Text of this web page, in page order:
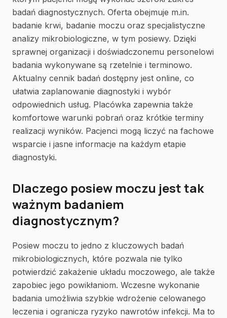
badań diagnostycznych. Oferta obejmuje m.in.
badanie krwi, badanie moczu oraz specjalistyczne
analizy mikrobiologiczne, w tym posiewy. Dzięki
sprawnej organizacji i doświadczonemu personelowi
badania wykonywane są rzetelnie i terminowo.
Aktualny cennik badań dostępny jest online, co
ułatwia zaplanowanie diagnostyki i wybór
odpowiednich usług. Placówka zapewnia także
komfortowe warunki pobrań oraz krótkie terminy
realizacji wyników. Pacjenci mogą liczyć na fachowe
wsparcie i jasne informacje na każdym etapie
diagnostyki.
Dlaczego posiew moczu jest tak
ważnym badaniem
diagnostycznym?
Posiew moczu to jedno z kluczowych badań
mikrobiologicznych, które pozwala nie tylko
potwierdzić zakażenie układu moczowego, ale także
zapobiec jego powikłaniom. Wczesne wykonanie
badania umożliwia szybkie wdrożenie celowanego
leczenia i ogranicza ryzyko nawrotów infekcji. Ma to